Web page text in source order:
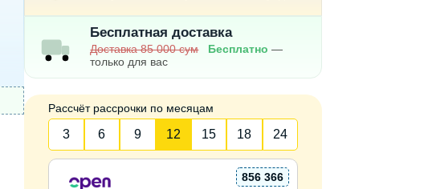
Бесплатная доставка
Доставка 85 000 сум Бесплатно —
только для вас
Рассчёт рассрочки по месяцам
3 6 9 12 15 18 24
856 366